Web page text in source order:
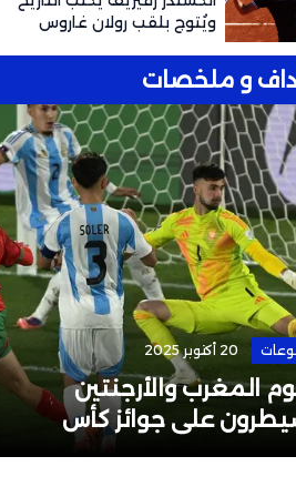
ويُتوج بلقب رولان غاروس
و ملخصات
20 أكتوبر 2025
المغرب والأرجنتين
على جوائز كأس
تحت 20 سنة